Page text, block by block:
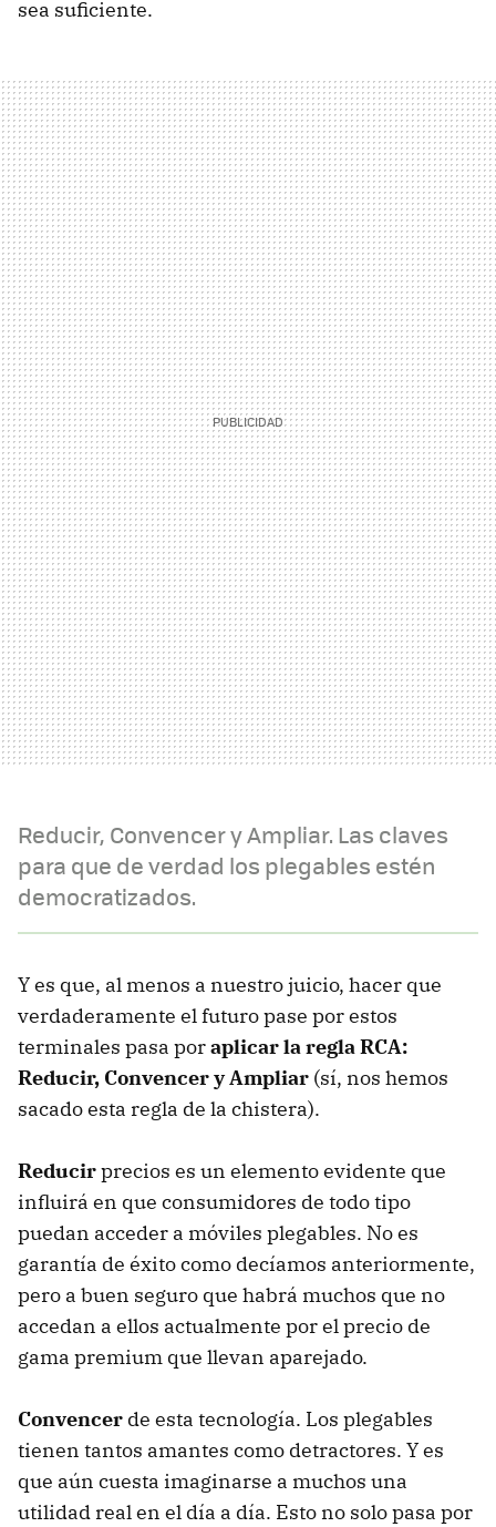
sea suficiente.
Reducir, Convencer y Ampliar. Las claves
para que de verdad los plegables estén
democratizados.
Y es que, al menos a nuestro juicio, hacer que
verdaderamente el futuro pase por estos
terminales pasa poraplicar la regla RCA:
Reducir, Convencer y Ampliar (sí, nos hemos
sacado esta regla de la chistera).
Reducirprecios es un elemento evidente que
influirá en que consumidores de todo tipo
puedan acceder a móviles plegables. No es
garantía de éxito como decíamos anteriormente,
pero a buen seguro que habrá muchos que no
accedan a ellos actualmente por el precio de
gama premium que llevan aparejado.
Convencer de esta tecnología. Los plegables
tienen tantos amantes como detractores. Y es
que aún cuesta imaginarse a muchos una
utilidad real en el día a día. Esto no solo pasa por